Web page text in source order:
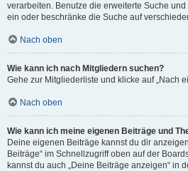
verarbeiten. Benutze die erweiterte Suche
ein oder beschränke die Suche auf
Nach oben
Wie kann ich nach Mitgliedern suchen?
Gehe zur Mitgliederliste und klicke auf „Nach
Nach oben
Wie kann ich meine eigenen Beiträge und
Deine eigenen Beiträge kannst du dir
Beiträge“ im Schnellzugriff oben auf der
kannst du auch „Deine Beiträge anzeigen“ in